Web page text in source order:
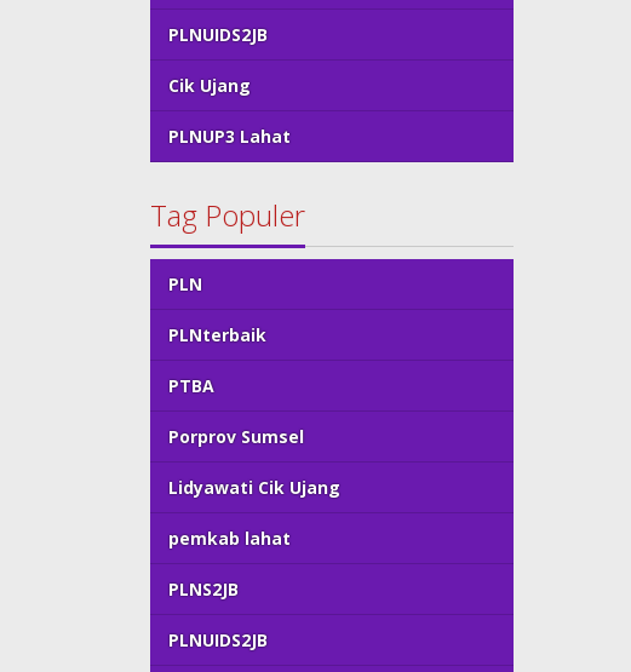
PLNUIDS2JB
Cik Ujang
PLNUP3 Lahat
Tag Populer
PLN
PLNterbaik
PTBA
Porprov Sumsel
Lidyawati Cik Ujang
pemkab lahat
PLNS2JB
PLNUIDS2JB